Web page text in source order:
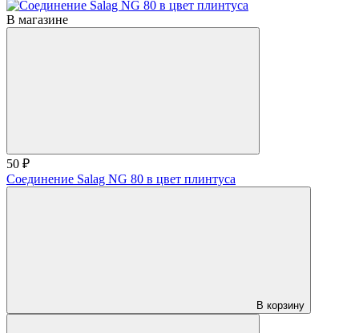
В магазине
50 ₽
Соединение Salag NG 80 в цвет плинтуса
В корзину